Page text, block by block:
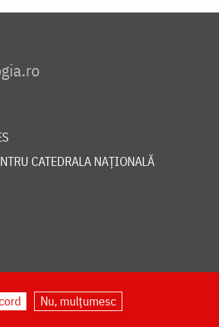
CATEDRALA NAȚIONALĂ
Nu, mulțumesc